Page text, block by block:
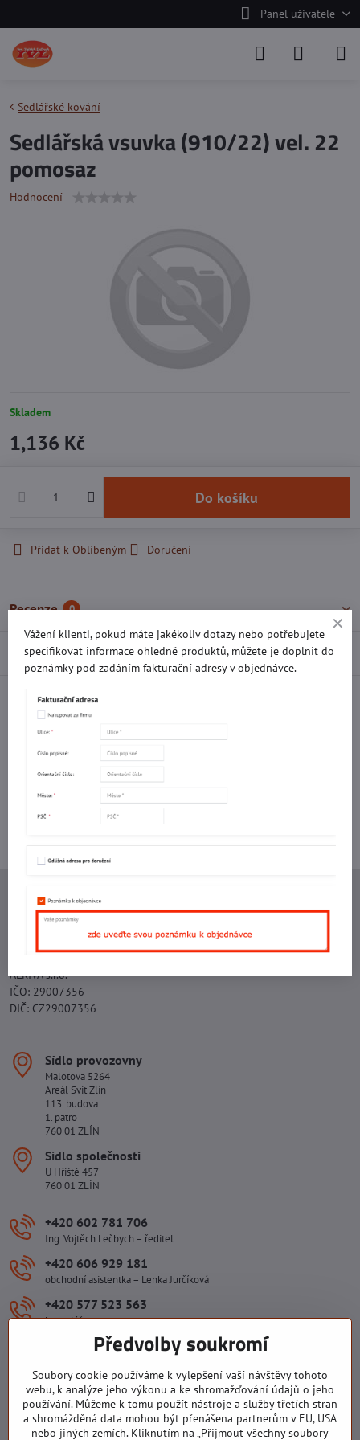
Panel uživatele
Sedlářské kování
Sedlářská vsuvka (910/22) vel. 22
pomosaz
Hodnocení
Skladem
1,136 Kč
Do košíku
Přidat k Oblíbeným Doručení
Recenze 0
Diskuse 0
Facebook
Potřebujete poradit s objednávkou?
Kontaktujte nás:
+420 577 523 563
Ing. Vojtěch Lečbych - IVL
DIČ: CZ5602130809
ALRIVA s.r.o.
IČO: 29007356
DIČ: CZ29007356
Sídlo provozovny
Malotova 5264
Areál Svit Zlín
113. budova
1. patro
760 01 ZLÍN
Sídlo společnosti
U Hřiště 457
760 01 ZLÍN
+420 602 781 706
Ing. Vojtěch Lečbych – ředitel
+420 606 929 181
obchodní asistentka – Lenka Jurčíková
+420 577 523 563
kancelář
ivlecbych​@seznam​.cz
Důležité odkazy
Předvolby soukromí
Soubory cookie používáme k vylepšení vaší návštěvy tohoto
webu, k analýze jeho výkonu a ke shromažďování údajů o jeho
používání. Můžeme k tomu použít nástroje a služby třetích stran
a shromážděná data mohou být přenášena partnerům v EU, USA
nebo jiných zemích. Kliknutím na „Přijmout všechny soubory
Vážení klienti, pokud máte jakékoliv dotazy nebo potřebujete
specifikovat informace ohledně produktů, můžete je doplnit do
poznámky pod zadáním fakturační adresy v objednávce.